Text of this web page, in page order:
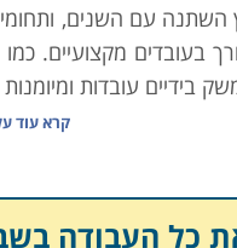
עם השנים, ותחומי
בעובדים מקצועיים.
עובדות
וגורמי המחקר
, בוגרי לימודי מדעי
קרא עוד
כל העבודה